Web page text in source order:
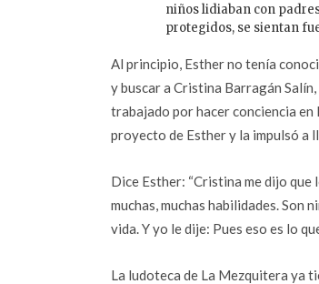
niños lidiaban con
protegidos, se sientan
Al principio, Esther no tenía
y buscar a Cristina Barragán
trabajado por hacer conciencia
proyecto de Esther y la impulsó a
Dice Esther: “Cristina me dijo que
muchas, muchas habilidades. Son
vida. Y yo le dije: Pues eso es lo
La ludoteca de La Mezquitera ya